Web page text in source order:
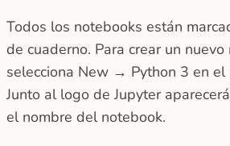
Todos los notebooks están
de cuaderno. Para crear un nuevo
selecciona New → Python 3 en el
Junto al logo de Jupyter aparecerá
el nombre del notebook.